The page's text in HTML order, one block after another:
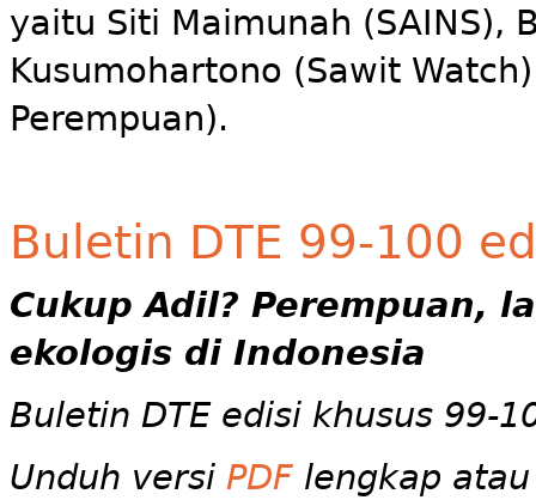
yaitu Siti Maimunah (SAINS),
Kusumohartono (Sawit
Perempuan).
Buletin DTE 99-100
Cukup Adil? Perempuan,
ekologis di Indonesia
Buletin DTE edisi khusus 99-
Unduh versi PDF lengkap